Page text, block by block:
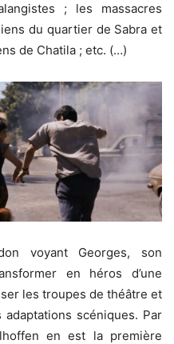
; les massacres
du quartier de Sabra et
de Chatila ; etc. (…)
voyant Georges, son
en héros d’une
les troupes de théâtre et
scéniques. Par
en est la première